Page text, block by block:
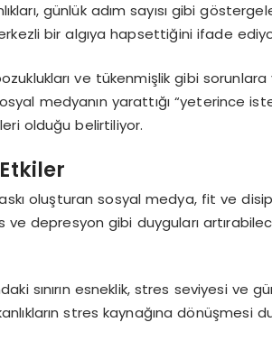
günlük adım sayısı gibi
bir algıya hapsettiğini ifade
ve tükenmişlik gibi sorunlara
medyanın yarattığı “yeterince
olduğu belirtiliyor.
oluşturan sosyal medya, fit ve
ve depresyon gibi duyguları
sınırın esneklik, stres seviyesi ve
stres kaynağına dönüşmesi